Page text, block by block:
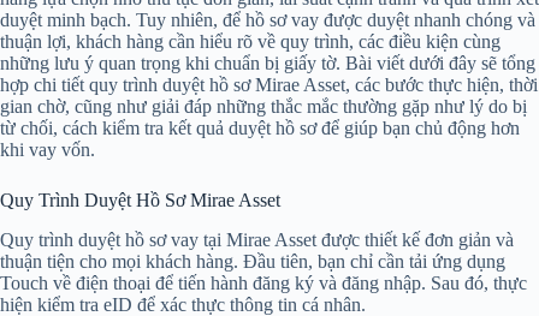
duyệt minh bạch. Tuy nhiên, để hồ sơ vay được duyệt nhanh chóng và
thuận lợi, khách hàng cần hiểu rõ về quy trình, các điều kiện cùng
những lưu ý quan trọng khi chuẩn bị giấy tờ. Bài viết dưới đây sẽ tổng
hợp chi tiết quy trình duyệt hồ sơ Mirae Asset, các bước thực hiện, thời
gian chờ, cũng như giải đáp những thắc mắc thường gặp như lý do bị
từ chối, cách kiểm tra kết quả duyệt hồ sơ để giúp bạn chủ động hơn
khi vay vốn.
Quy Trình Duyệt Hồ Sơ Mirae Asset
Quy trình duyệt hồ sơ vay tại Mirae Asset được thiết kế đơn giản và
thuận tiện cho mọi khách hàng. Đầu tiên, bạn chỉ cần tải ứng dụng
Touch về điện thoại để tiến hành đăng ký và đăng nhập. Sau đó, thực
hiện kiểm tra eID để xác thực thông tin cá nhân.